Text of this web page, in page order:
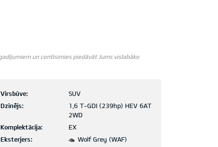
un centīsimies piedāvāt Jums vislabāko
Virsbūve:
SUV
Dzinējs:
1,6 T-GDI (239hp) HEV 6AT
2WD
Komplektācija:
EX
Eksterjers:
Wolf Grey (WAF)